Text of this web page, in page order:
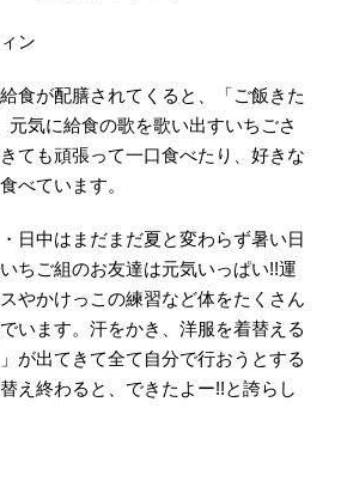
ン
食が配膳されてくると、「ご飯きた
元気に給食の歌を歌い出すいちごさ
ても頑張って一口食べたり、好きな
べています。
日中はまだまだ夏と変わらず暑い日
ちご組のお友達は元気いっぱい!!運
やかけっこの練習など体をたくさん
います。汗をかき、洋服を着替える
が出てきて全て自分で行おうとする
え終わると、できたよー!!と誇らし